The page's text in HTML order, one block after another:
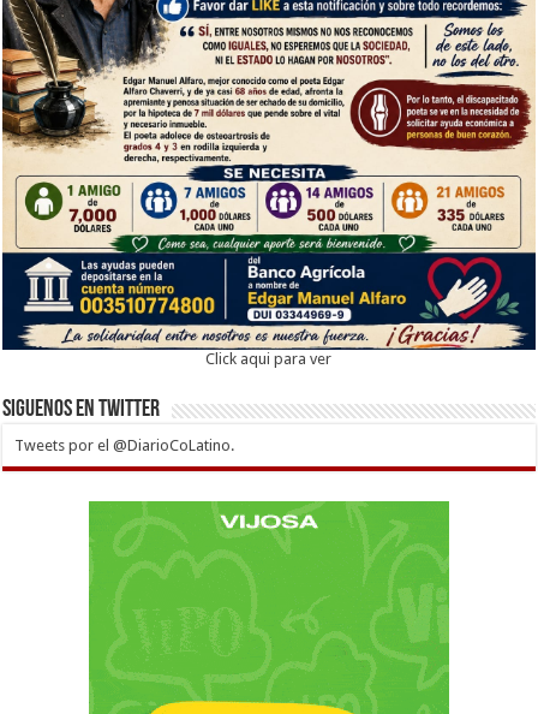
Click aqui para ver
Siguenos en twitter
Tweets por el @DiarioCoLatino.